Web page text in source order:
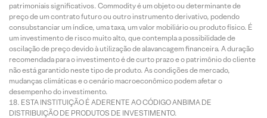
patrimoniais significativos. Commodity é um objeto ou determinante de
preço de um contrato futuro ou outro instrumento derivativo, podendo
consubstanciar um índice, uma taxa, um valor mobiliário ou produto físico. É
um investimento de risco muito alto, que contempla a possibilidade de
oscilação de preço devido à utilização de alavancagem financeira. A duração
recomendada para o investimento é de curto prazo e o patrimônio do cliente
não está garantido neste tipo de produto. As condições de mercado,
mudanças climáticas e o cenário macroeconômico podem afetar o
desempenho do investimento.
ESTA INSTITUIÇÃO É ADERENTE AO CÓDIGO ANBIMA DE
DISTRIBUIÇÃO DE PRODUTOS DE INVESTIMENTO.